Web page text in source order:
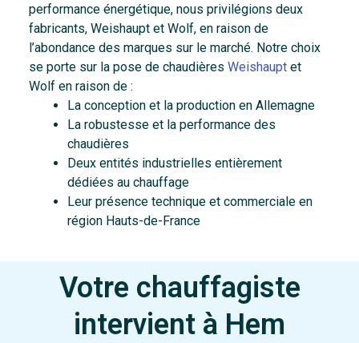
performance énergétique, nous privilégions deux
fabricants, Weishaupt et Wolf, en raison de
l’abondance des marques sur le marché. Notre choix
se porte sur la pose de chaudières Weishauptet
Wolf en raison de :
La conception et la production en Allemagne
La robustesse et la performance des
chaudières
Deux entités industrielles entièrement
dédiées au chauffage
Leur présence technique et commerciale en
région Hauts-de-France
Votre chauffagiste
intervient à Hem